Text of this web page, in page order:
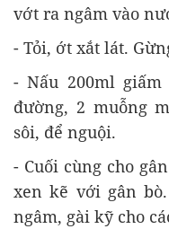
vớt ra ngâm vào
- Tỏi, ớt xắt lát.
- Nấu 200ml
đường, 2 muỗng
sôi, để nguội.
- Cuối cùng cho
xen kẽ với gân
ngâm, gài kỹ cho